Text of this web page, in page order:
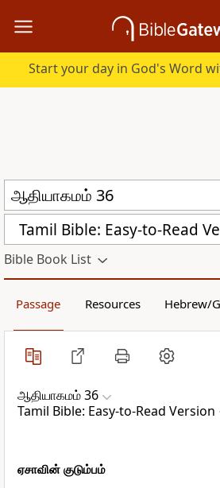
Tamil Bible: Easy-to-Read
Bible Book List
Passage Resources Hebrew/
ஆதியாகமம் 36
Tamil Bible: Easy-to-Read Version
ஏசாவின் குடும்பம்